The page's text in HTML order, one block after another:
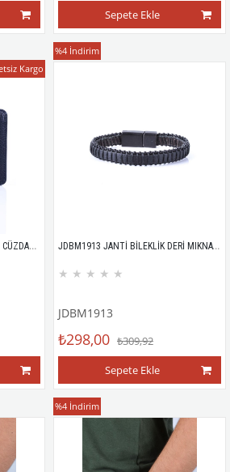
Sepete Ekle
JTCZ20209 LACİVERT PİSOTLU CÜZDAN YATAY %100 HAKİKİ DERİ FLOTER
Kargo
Bileklik
JDBM1913 JANTİ BİLEKLİK DERİ MIKNATISLI
★ ★ ★ ★ ★
JDBM1913
₺298,00 ₺309,92
Sepete Ekle
%4 İndirim
Bileklik
%4 İndirim